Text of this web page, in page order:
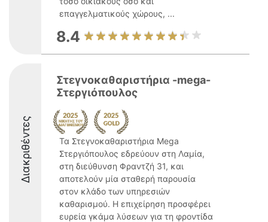
επαγγελματικούς χώρους, ...
8.4
Διακριθέντες
Στεγνοκαθαριστήρια -mega-
Στεργιόπουλος
Τα Στεγνοκαθαριστήρια Mega
Στεργιόπουλος εδρεύουν στη Λαμία,
στη διεύθυνση Φραντζή 31, και
αποτελούν μία σταθερή παρουσία
στον κλάδο των υπηρεσιών
καθαρισμού. Η επιχείρηση προσφέρει
ευρεία γκάμα λύσεων για τη φροντίδα